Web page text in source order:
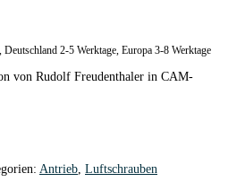
2-5 Werktage, Europa 3-8 Werktage
von Rudolf Freudenthaler in CAM-
Antrieb Luftschrauben